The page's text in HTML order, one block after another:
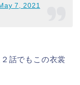
7, 2021
話でもこの衣裳